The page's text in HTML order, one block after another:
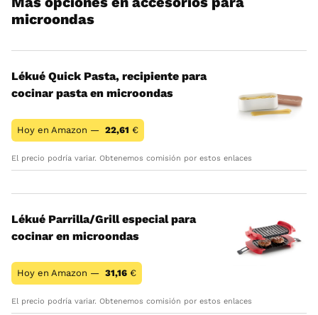
microondas
Lékué Quick Pasta, recipiente para
cocinar pasta en microondas
Hoy en Amazon — 22,61 €
El precio podría variar. Obtenemos comisión por estos enlaces
Lékué Parrilla/Grill especial para
cocinar en microondas
Hoy en Amazon — 31,16 €
El precio podría variar. Obtenemos comisión por estos enlaces